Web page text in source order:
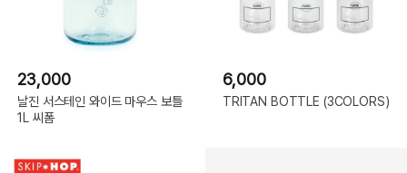
23,000
날진 서스테인 와이드 마우스 보틀
1L 씨폼
6,000
TRITAN BOTTLE (3COLORS)